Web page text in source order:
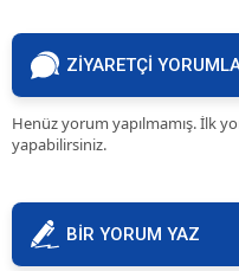
ZİYARETÇİ
Henüz yorum yapılmamış. İlk
yapabilirsiniz.
BİR YORUM YAZ